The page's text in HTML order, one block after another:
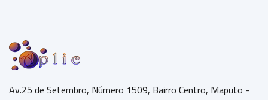
Av.25 de Setembro, Número 1509, Bairro Centro, Maputo -